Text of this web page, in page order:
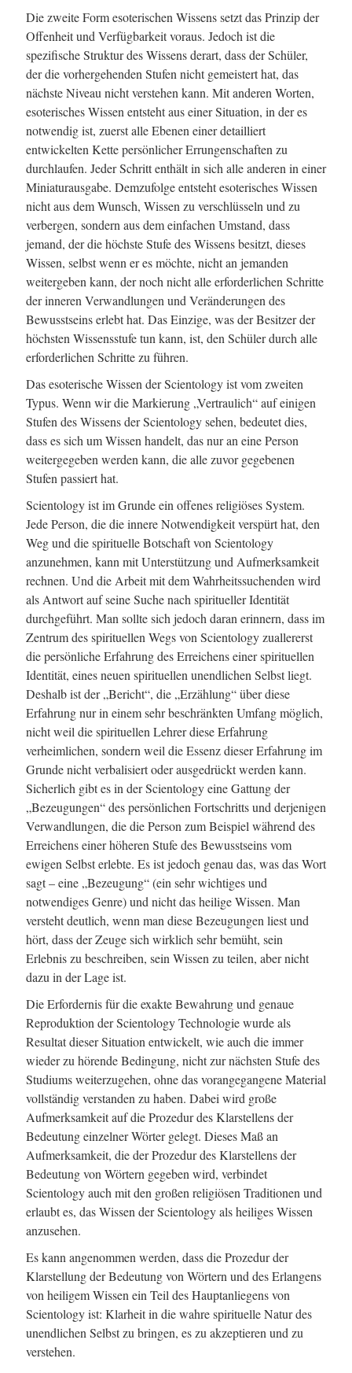
Die zweite Form esoterischen Wissens setzt das Prinzip der
Offenheit und Verfügbarkeit voraus. Jedoch ist die
spezifische Struktur des Wissens derart, dass der Schüler,
der die vorhergehenden Stufen nicht gemeistert hat, das
nächste Niveau nicht verstehen kann. Mit anderen Worten,
esoterisches Wissen entsteht aus einer Situation, in der es
notwendig ist, zuerst alle Ebenen einer detailliert
entwickelten Kette persönlicher Errungenschaften zu
durchlaufen. Jeder Schritt enthält in sich alle anderen in einer
Miniaturausgabe. Demzufolge entsteht esoterisches Wissen
nicht aus dem Wunsch, Wissen zu verschlüsseln und zu
verbergen, sondern aus dem einfachen Umstand, dass
jemand, der die höchste Stufe des Wissens besitzt, dieses
Wissen, selbst wenn er es möchte, nicht an jemanden
weitergeben kann, der noch nicht alle erforderlichen Schritte
der inneren Verwandlungen und Veränderungen des
Bewusstseins erlebt hat. Das Einzige, was der Besitzer der
höchsten Wissensstufe tun kann, ist, den Schüler durch alle
erforderlichen Schritte zu führen.
Das esoterische Wissen der Scientology ist vom zweiten
Typus. Wenn wir die Markierung „Vertraulich“ auf einigen
Stufen des Wissens der Scientology sehen, bedeutet dies,
dass es sich um Wissen handelt, das nur an eine Person
weitergegeben werden kann, die alle zuvor gegebenen
Stufen passiert hat.
Scientology ist im Grunde ein offenes religiöses System.
Jede Person, die die innere Notwendigkeit verspürt hat, den
Weg und die spirituelle Botschaft von Scientology
anzunehmen, kann mit Unterstützung und Aufmerksamkeit
rechnen. Und die Arbeit mit dem Wahrheitssuchenden wird
als Antwort auf seine Suche nach spiritueller Identität
durchgeführt. Man sollte sich jedoch daran erinnern, dass im
Zentrum des spirituellen Wegs von Scientology zuallererst
die persönliche Erfahrung des Erreichens einer spirituellen
Identität, eines neuen spirituellen unendlichen Selbst liegt.
Deshalb ist der „Bericht“, die „Erzählung“ über diese
Erfahrung nur in einem sehr beschränkten Umfang möglich,
nicht weil die spirituellen Lehrer diese Erfahrung
verheimlichen, sondern weil die Essenz dieser Erfahrung im
Grunde nicht verbalisiert oder ausgedrückt werden kann.
Sicherlich gibt es in der Scientology eine Gattung der
„Bezeugungen“ des persönlichen Fortschritts und derjenigen
Verwandlungen, die die Person zum Beispiel während des
Erreichens einer höheren Stufe des Bewusstseins vom
ewigen Selbst erlebte. Es ist jedoch genau das, was das Wort
sagt – eine „Bezeugung“ (ein sehr wichtiges und
notwendiges Genre) und nicht das heilige Wissen. Man
versteht deutlich, wenn man diese Bezeugungen liest und
hört, dass der Zeuge sich wirklich sehr bemüht, sein
Erlebnis zu beschreiben, sein Wissen zu teilen, aber nicht
dazu in der Lage ist.
Die Erfordernis für die exakte Bewahrung und genaue
Reproduktion der Scientology Technologie wurde als
Resultat dieser Situation entwickelt, wie auch die immer
wieder zu hörende Bedingung, nicht zur nächsten Stufe des
Studiums weiterzugehen, ohne das vorangegangene Material
vollständig verstanden zu haben. Dabei wird große
Aufmerksamkeit auf die Prozedur des Klarstellens der
Bedeutung einzelner Wörter gelegt. Dieses Maß an
Aufmerksamkeit, die der Prozedur des Klarstellens der
Bedeutung von Wörtern gegeben wird, verbindet
Scientology auch mit den großen religiösen Traditionen und
erlaubt es, das Wissen der Scientology als heiliges Wissen
anzusehen.
Es kann angenommen werden, dass die Prozedur der
Klarstellung der Bedeutung von Wörtern und des Erlangens
von heiligem Wissen ein Teil des Hauptanliegens von
Scientology ist: Klarheit in die wahre spirituelle Natur des
unendlichen Selbst zu bringen, es zu akzeptieren und zu
verstehen.